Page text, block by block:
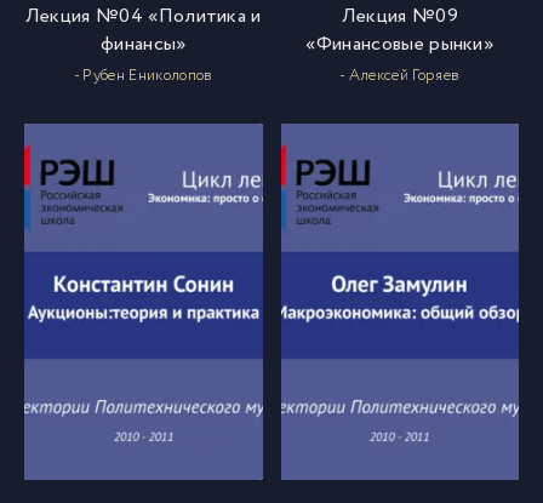
Лекция №04 «Политика и
финансы»
- Рубен Ениколопов
Лекция №09
«Финансовые рынки»
- Алексей Горяев